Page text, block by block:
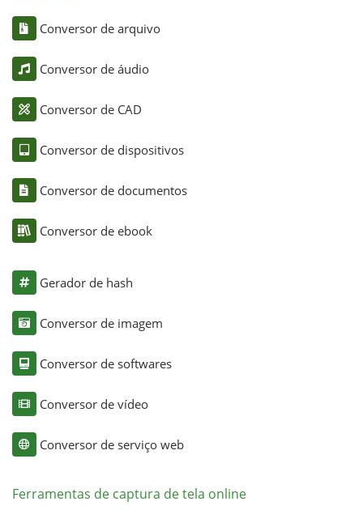
Conversor de arquivo
Conversor de áudio
Conversor de CAD
Conversor de dispositivos
Conversor de documentos
Conversor de ebook
Gerador de hash
Conversor de imagem
Conversor de softwares
Conversor de vídeo
Conversor de serviço web
Ferramentas de captura de tela online